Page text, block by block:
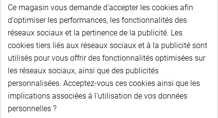
Disque simple - 32B1 - 2" x 1"1/4 - Pas 50.8 mm
À partir de
32,40 € HT - 38,88 € TTC
Choisir dans la liste
Ce magasin vous demande d'accepter les cookies afin
d'optimiser les performances, les fonctionnalités des
réseaux sociaux et la pertinence de la publicité. Les
cookies tiers liés aux réseaux sociaux et à la publicité sont
utilisés pour vous offrir des fonctionnalités optimisées sur
les réseaux sociaux, ainsi que des publicités
personnalisées. Acceptez-vous ces cookies ainsi que les
implications associées à l'utilisation de vos données
personnelles ?